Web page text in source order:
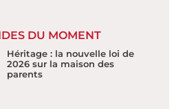
DU MOMENT
Héritage : la nouvelle loi de
2026 sur la maison des
parents